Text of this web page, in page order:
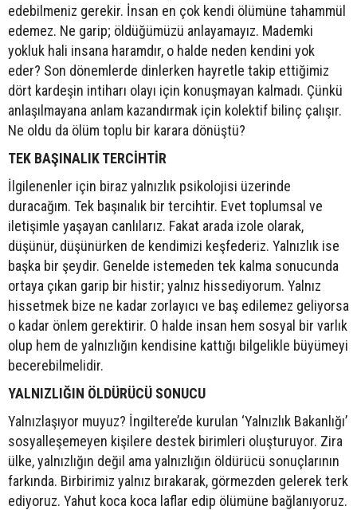
edebilmeniz gerekir. İnsan en çok kendi ölümüne tahammül
edemez. Ne garip; öldüğümüzü anlayamayız. Mademki
yokluk hali insana haramdır, o halde neden kendini yok
eder? Son dönemlerde dinlerken hayretle takip ettiğimiz
dört kardeşin intiharı olayı için konuşmayan kalmadı. Çünkü
anlaşılmayana anlam kazandırmak için kolektif bilinç çalışır.
Ne oldu da ölüm toplu bir karara dönüştü?
TEK BAŞINALIK TERCİHTİR
İlgilenenler için biraz yalnızlık psikolojisi üzerinde
duracağım. Tek başınalık bir tercihtir. Evet toplumsal ve
iletişimle yaşayan canlılarız. Fakat arada izole olarak,
düşünür, düşünürken de kendimizi keşfederiz. Yalnızlık ise
başka bir şeydir. Genelde istemeden tek kalma sonucunda
ortaya çıkan garip bir histir; yalnız hissediyorum. Yalnız
hissetmek bize ne kadar zorlayıcı ve baş edilemez geliyorsa
o kadar önlem gerektirir. O halde insan hem sosyal bir varlık
olup hem de yalnızlığın kendisine kattığı bilgelikle büyümeyi
becerebilmelidir.
YALNIZLIĞIN ÖLDÜRÜCÜ SONUCU
Yalnızlaşıyor muyuz? İngiltere’de kurulan ‘Yalnızlık Bakanlığı’
sosyalleşemeyen kişilere destek birimleri oluşturuyor. Zira
ülke, yalnızlığın değil ama yalnızlığın öldürücü sonuçlarının
farkında. Birbirimiz yalnız bırakarak, görmezden gelerek terk
ediyoruz. Yahut koca koca laflar edip ölümüne bağlanıyoruz.